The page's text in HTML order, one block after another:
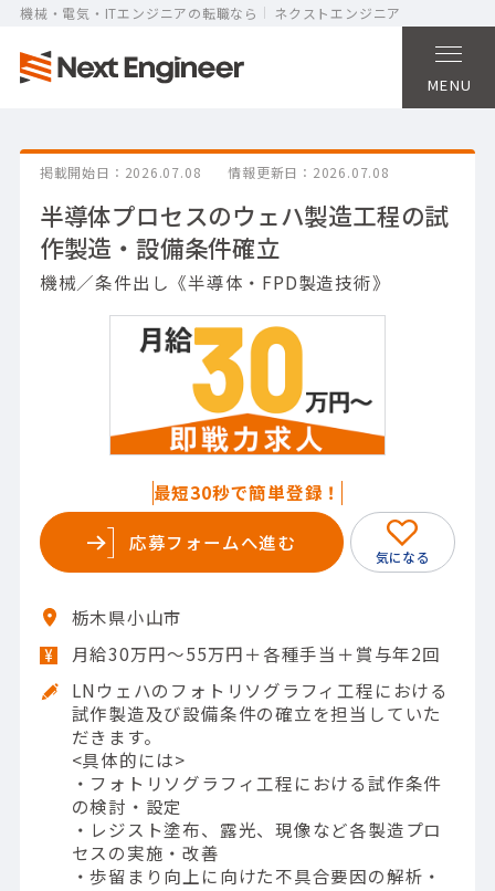
機械・電気・ITエンジニアの転職なら ネクストエンジニア
MENU
掲載開始日 2026.07.08 情報更新日 2026.07.08
半導体プロセスのウェハ製造工程の試
作製造・設備条件確立
機械／条件出し《半導体・FPD製造技術》
最短30秒で簡単登録！
応募フォームへ進む
栃木県小山市
月給30万円～55万円＋各種手当＋賞与年2回
LNウェハのフォトリソグラフィ工程における
試作製造及び設備条件の確立を担当していた
だきます。
<具体的には>
・フォトリソグラフィ工程における試作条件
の検討・設定
・レジスト塗布、露光、現像など各製造プロ
セスの実施・改善
・歩留まり向上に向けた不具合要因の解析・